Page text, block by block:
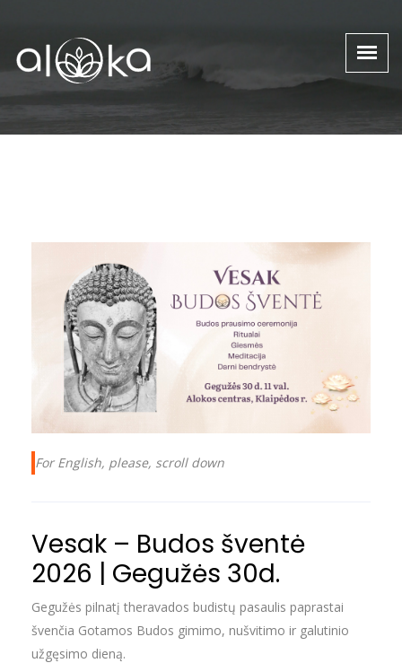
For English, please, scroll down
Vesak – Budos šventė
2026 | Gegužės 30d.
Gegužės pilnatį theravados budistų pasaulis paprastai
švenčia Gotamos Budos gimimo, nušvitimo ir galutinio
užgęsimo dieną.